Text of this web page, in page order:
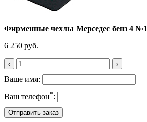
Фирменные чехлы Мерседес бенз 4 №1
6 250 руб.
‹ ›
Ваше имя:
Ваш телефон*: